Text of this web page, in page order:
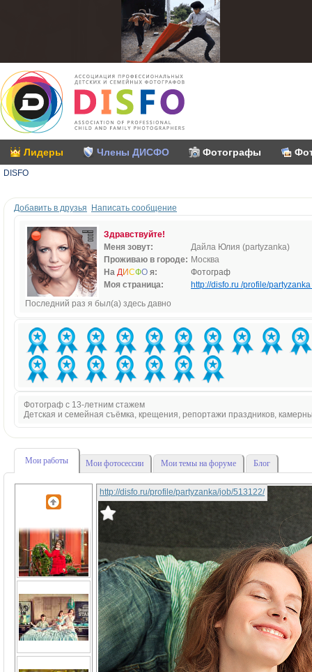
Лидеры Члены ДИСФО Фотографы
DISFO
Добавить в друзья Написать сообщение
Здравствуйте!
Меня зовут:
Дайла Юлия (partyzanka)
Проживаю в городе: Москва
На ДИСФО я:
Фотограф
Моя страница:
http://disfo.ru /profile/partyzanka
Последний раз я был(а) здесь давно
Фотограф с 13-летним стажем
Детская и семейная съёмка, крещения, репортажи праздников,
Мои работы Мои фотосессии Мои темы на форуме Блог
http://disfo.ru/profile/partyzanka/job/513122/